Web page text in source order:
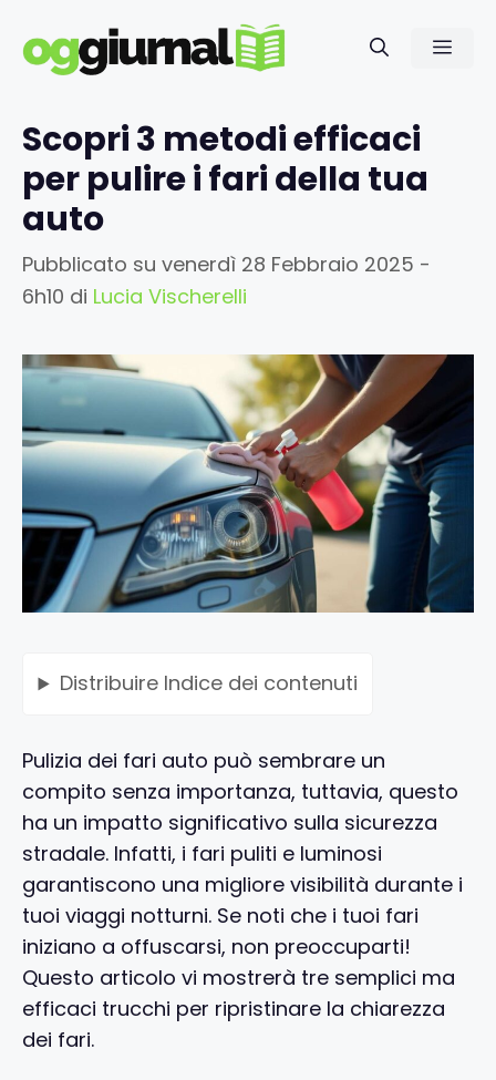
contenuto
Scopri 3 metodi efficaci
per pulire i fari della tua
auto
Pubblicato su venerdì 28 Febbraio 2025 -
6h10 di Lucia Vischerelli
Distribuire Indice dei contenuti
Pulizia dei fari auto può sembrare un
compito senza importanza, tuttavia, questo
ha un impatto significativo sulla sicurezza
stradale. Infatti, i fari puliti e luminosi
garantiscono una migliore visibilità durante i
tuoi viaggi notturni. Se noti che i tuoi fari
iniziano a offuscarsi, non preoccuparti!
Questo articolo vi mostrerà tre semplici ma
efficaci trucchi per ripristinare la chiarezza
dei fari.